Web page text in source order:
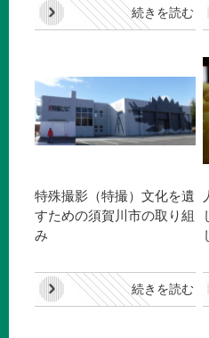
続きを読む
特殊撮影（特撮）文化を遺
すための須賀川市の取り組
み
続きを読む